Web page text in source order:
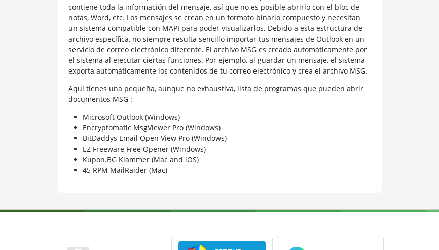
contiene toda la información del mensaje, así que no es posible abrirlo con el bloc de
notas, Word, etc. Los mensajes se crean en un formato binario compuesto y necesitan
un sistema compatible con MAPI para poder visualizarlos. Debido a esta estructura de
archivo específica, no siempre resulta sencillo importar tus mensajes de Outlook en un
servicio de correo electrónico diferente. El archivo MSG es creado automáticamente por
el sistema al ejecutar ciertas funciones. Por ejemplo, al guardar un mensaje, el sistema
exporta automáticamente los contenidos de tu correo electrónico y crea el archivo MSG.
Aquí tienes una pequeña, aunque no exhaustiva, lista de programas que pueden abrir
documentos MSG :
Microsoft Outlook (Windows)
Encryptomatic MsgViewer Pro (Windows)
BitDaddys Email Open View Pro (Windows)
EZ Freeware Free Opener (Windows)
Kupon.BG Klammer (Mac and iOS)
45 RPM MailRaider (Mac)